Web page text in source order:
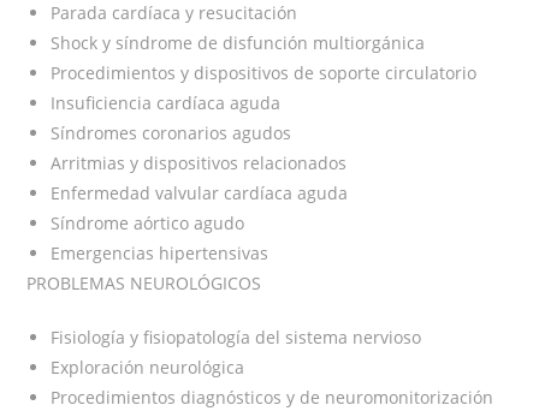
Parada cardíaca y resucitación
Shock y síndrome de disfunción multiorgánica
Procedimientos y dispositivos de soporte circulatorio
Insuficiencia cardíaca aguda
Síndromes coronarios agudos
Arritmias y dispositivos relacionados
Enfermedad valvular cardíaca aguda
Síndrome aórtico agudo
Emergencias hipertensivas
PROBLEMAS NEUROLÓGICOS
Fisiología y fisiopatología del sistema nervioso
Exploración neurológica
Procedimientos diagnósticos y de neuromonitorización